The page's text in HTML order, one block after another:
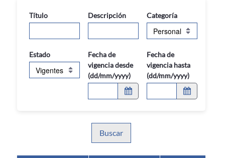
Título Descripción Categoría
Estado
Fecha de
vigencia desde
(dd/mm/yyyy)
Fecha de
vigencia hasta
(dd/mm/yyyy)
Buscar